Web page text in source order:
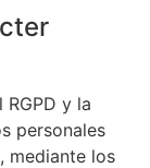
y la
personales
, mediante los